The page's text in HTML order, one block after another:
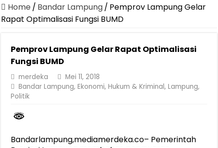
Pastikan Pelayanan Maksimal, Direksi Jasa Raharja Tinjau Korban
Jasa Raharja Jamin Seluruh Korban Kebakaran KM Mutiara
Gubernur Mirza Ajak IAI Darul Fattah Cetak SDM Adaptif
Purnama Wulan Sari Mirza Buka SiSeSa Roadshow Lampung
Purnama Wulan Sari Mirza Lepas Peserta Jalan Sehat Lansia, Ajak
Gelar Audiensi, Jasa Raharja dan Kementerian PANRB Perkuat
Home / Bandar Lampung/ Pemprov Lampung Gelar
Rapat Optimalisasi Fungsi BUMD
Pemprov Lampung Gelar Rapat Optimalisasi
Fungsi BUMD
merdeka
Mei 11, 2018
Bandar Lampung,Ekonomi,Hukum & Kriminal,Lampung,
Politik
Bandarlampung,mediamerdeka.co– Pemerintah